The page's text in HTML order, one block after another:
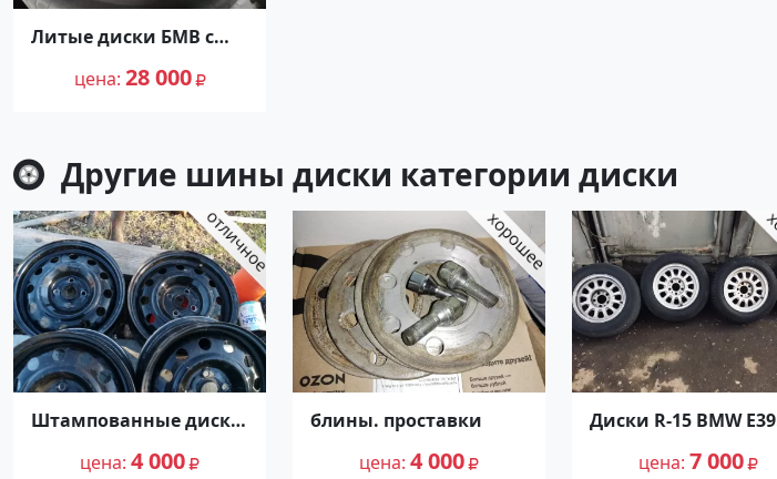
Литые диски БМВ с
цена 28 000
Другие шины диски категории диски
Штампованные диски
цена 4 000
блины. проставки
цена 4 000
Диски R-15 BMW Е39
цена 7 000